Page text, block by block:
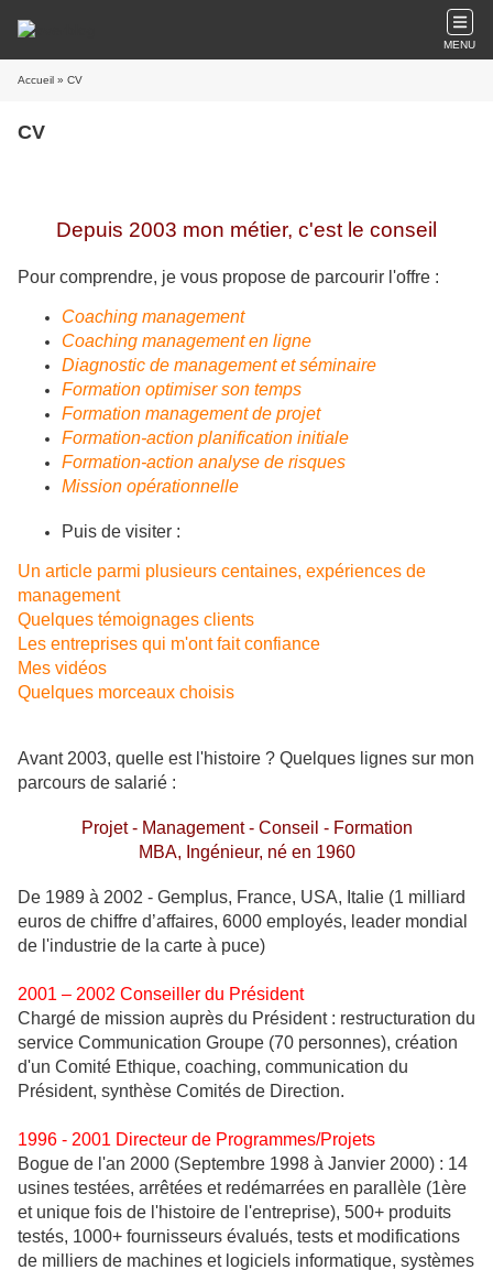
MENU
Accueil » CV
CV
Depuis 2003 mon métier, c'est le conseil
Pour comprendre, je vous propose de parcourir l'offre :
Coaching management
Coaching management en ligne
Diagnostic de management et séminaire
Formation optimiser son temps
Formation management de projet
Formation-action planification initiale
Formation-action analyse de risques
Mission opérationnelle
Puis de visiter :
Un article parmi plusieurs centaines, expériences de
management
Quelques témoignages clients
Les entreprises qui m'ont fait confiance
Mes vidéos
Quelques morceaux choisis
Avant 2003, quelle est l'histoire ? Quelques lignes sur mon
parcours de salarié :
Projet - Management - Conseil - Formation
MBA, Ingénieur, né en 1960
De 1989 à 2002 - Gemplus, France, USA, Italie (1 milliard
euros de chiffre d’affaires, 6000 employés, leader mondial
de l'industrie de la carte à puce)
2001 – 2002 Conseiller du Président
Chargé de mission auprès du Président : restructuration du
service Communication Groupe (70 personnes), création
d'un Comité Ethique, coaching, communication du
Président, synthèse Comités de Direction.
1996 - 2001 Directeur de Programmes/Projets
Bogue de l'an 2000 (Septembre 1998 à Janvier 2000) : 14
usines testées, arrêtées et redémarrées en parallèle (1ère
et unique fois de l'histoire de l'entreprise), 500+ produits
testés, 1000+ fournisseurs évalués, tests et modifications
de milliers de machines et logiciels informatique, systèmes